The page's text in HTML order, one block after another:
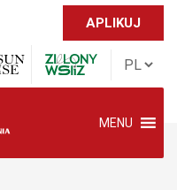
APLIKUJ
MENU